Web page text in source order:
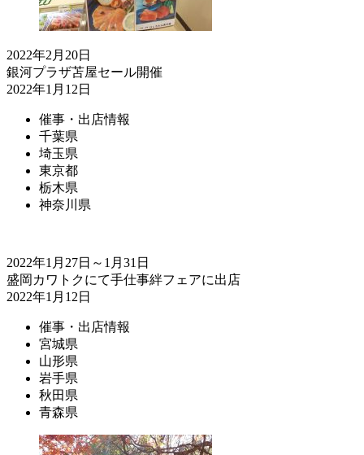
2022年2月20日
銀河プラザ苫屋セール開催
2022年1月12日
催事・出店情報
千葉県
埼玉県
東京都
栃木県
神奈川県
2022年1月27日～1月31日
盛岡カワトクにて手仕事絆フェアに出店
2022年1月12日
催事・出店情報
宮城県
山形県
岩手県
秋田県
青森県